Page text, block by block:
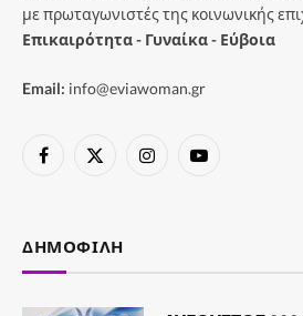
με πρωταγωνιστές της κοινωνικής
Επικαιρότητα - Γυναίκα - Εύβοια
Email: info@eviawoman.gr
Facebook
X
InstagramYouTube
ΔΗΜΟΦΙΛΉ